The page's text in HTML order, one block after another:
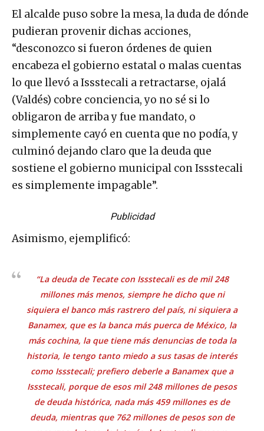
El alcalde puso sobre la mesa, la duda de dónde
pudieran provenir dichas acciones,
“desconozco si fueron órdenes de quien
encabeza el gobierno estatal o malas cuentas
lo que llevó a Issstecali a retractarse, ojalá
(Valdés) cobre conciencia, yo no sé si lo
obligaron de arriba y fue mandato, o
simplemente cayó en cuenta que no podía, y
culminó dejando claro que la deuda que
sostiene el gobierno municipal con Issstecali
es simplemente impagable”.
Publicidad
Asimismo, ejemplificó:
“La deuda de Tecate con Issstecali es de mil 248
millones más menos, siempre he dicho que ni
siquiera el banco más rastrero del país, ni siquiera a
Banamex, que es la banca más puerca de México, la
más cochina, la que tiene más denuncias de toda la
historia, le tengo tanto miedo a sus tasas de interés
como Issstecali; prefiero deberle a Banamexque a
Issstecali, porque de esos mil 248 millones de pesos
de deuda histórica, nada más 459 millones es de
deuda, mientras que 762 millones de pesos son de